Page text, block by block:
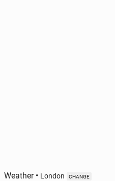
Weather• London CHANGE